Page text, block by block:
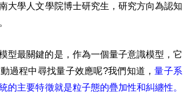
大學人文學院博士研究生，研究方向為認知
型最關鍵的是，作為一個量子意識模型，它
過程中尋找量子效應呢?我們知道，量子系
的主要特徵就是粒子態的疊加性和糾纏性。